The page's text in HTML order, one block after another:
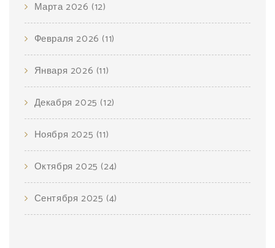
Марта 2026 (12)
Февраля 2026 (11)
Января 2026 (11)
Декабря 2025 (12)
Ноября 2025 (11)
Октября 2025 (24)
Сентября 2025 (4)